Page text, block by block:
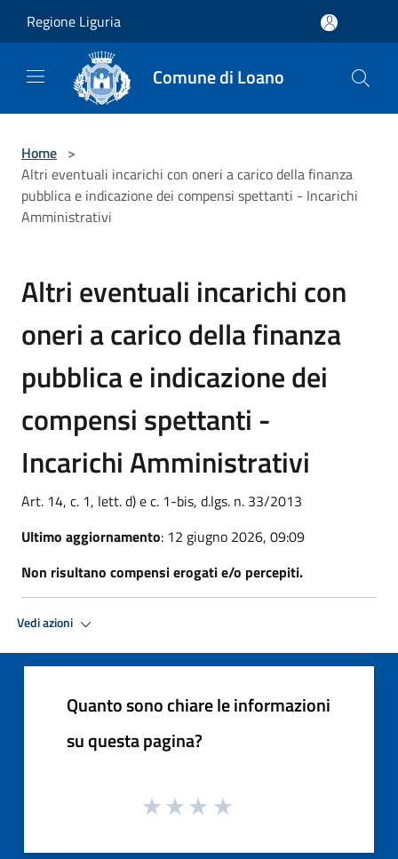
Regione Liguria
Comune di Loano
Home >
Altri eventuali incarichi con oneri a carico della finanza
pubblica e indicazione dei compensi spettanti - Incarichi
Amministrativi
Altri eventuali incarichi con
oneri a carico della finanza
pubblica e indicazione dei
compensi spettanti -
Incarichi Amministrativi
Art. 14, c. 1, lett. d) e c. 1-bis, d.lgs. n. 33/2013
Ultimo aggiornamento: 12 giugno 2026, 09:09
Non risultano compensi erogati e/o percepiti.
Vedi azioni
Quanto sono chiare le informazioni
su questa pagina?